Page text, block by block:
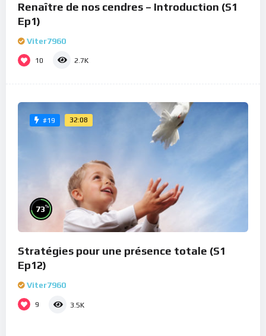
Renaître de nos cendres – Introduction (S1
Ep1)
Viter7960
10 2.7K
#19 32:08
73%
Stratégies pour une présence totale (S1
Ep12)
Viter7960
9 3.5K